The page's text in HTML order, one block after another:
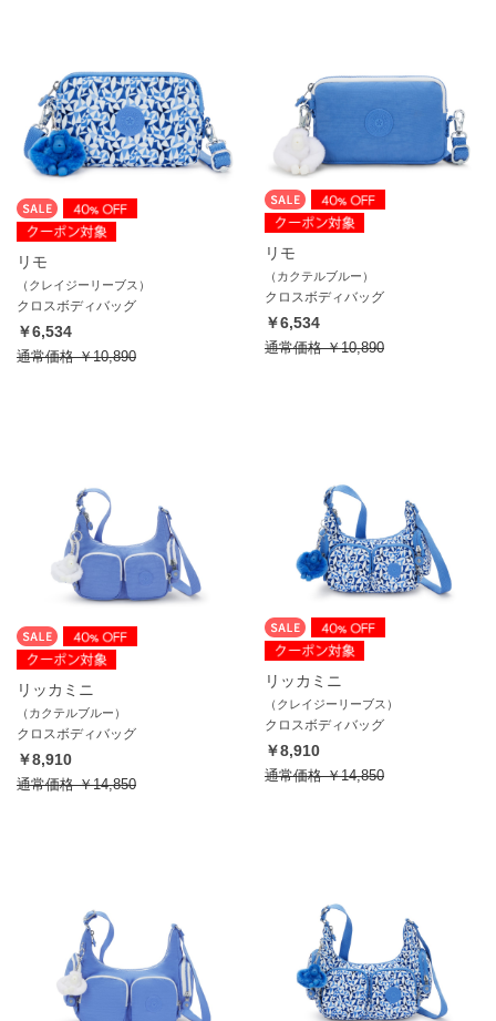
リモ
（クレイジーリーブス）
クロスボディバッグ
￥6,534
通常価格￥10,890
リモ
（カクテルブルー）
クロスボディバッグ
￥6,534
通常価格￥10,890
リッカミニ
（カクテルブルー）
クロスボディバッグ
￥8,910
通常価格￥14,850
リッカミニ
（クレイジーリーブス）
クロスボディバッグ
￥8,910
通常価格￥14,850